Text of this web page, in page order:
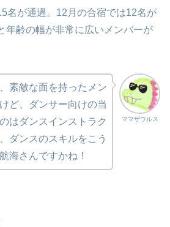
名が通過。12月の合宿では12名が
年齢の幅が非常に広いメンバーが
ママザウルス
素敵な面を持ったメン
ど、ダンサー向けの当
はダンスインストラク
ダンスのスキルをこう
海さんですかね！